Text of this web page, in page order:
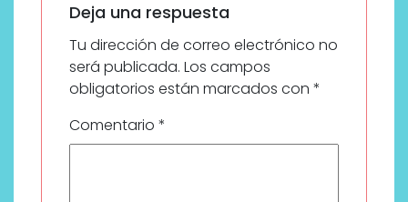
Deja una respuesta
Tu dirección de correo electrónico no
será publicada. Los campos
obligatorios están marcados con *
Comentario *